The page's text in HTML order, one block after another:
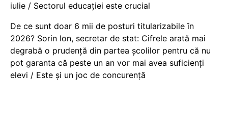
iulie / Sectorul educației este crucial
De ce sunt doar 6 mii de posturi titularizabile în
2026? Sorin Ion, secretar de stat: Cifrele arată mai
degrabă o prudență din partea școlilor pentru că nu
pot garanta că peste un an vor mai avea suficienți
elevi / Este și un joc de concurență